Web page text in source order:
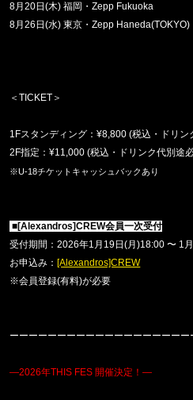
8月20日(木)福岡・Zepp Fukuoka
8月26 日(水)東京・Zepp Haneda(TOKYO)
＜TICKET ＞
1Fスタンディング：¥8,800 (税込・ドリン
2F指定：¥11,000 (税込・ドリンク代別途
※U-18チケットキャッシュバックあり
■[Alexandros]CREW会員一次受付
受付期間：2026年1 月 19日(月)18:00〜 1
お申込み： [Alexandros]CREW
※会員登録(有料)が必要
ーーーーーーーーーーーーーーーーーーー
―2026年THIS FES 開催決定！―